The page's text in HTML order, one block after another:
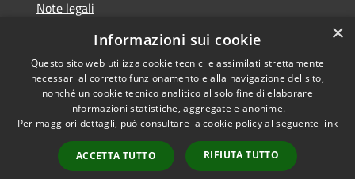
Note legali
Dichiarazione di accessibilità
Accessibilità
Copyright © 2026 • Comune di
San Pietro Apostolo • Powered
byMunicipium
Accesso
redazione
×
Informazioni sui cookie
Questo sito web utilizza cookie tecnici e assimilati strettamente
necessari al corretto funzionamento e alla navigazione del sito,
nonché un cookie tecnico analitico al solo fine di elaborare
informazioni statistiche, aggregate e anonime.
Per maggiori dettagli, può consultare la cookie policy al seguente link
ACCETTA TUTTO RIFIUTA TUTTO